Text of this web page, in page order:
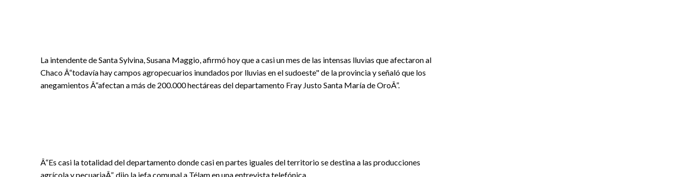
La intendente de Santa Sylvina, Susana Maggio, afirmó hoy que a casi un mes de las intensas lluvias que afectaron al
Chaco Â“todavía hay campos agropecuarios inundados por lluvias en el sudoeste" de la provincia y señaló que los
anegamientos Â“afectan a más de 200.000 hectáreas del departamento Fray Justo Santa María de OroÂ”.
Â“Es casi la totalidad del departamento donde casi en partes iguales del territorio se destina a las producciones
agrícola y pecuariaÂ”, dijo la jefa comunal a Télam en una entrevista telefónica.